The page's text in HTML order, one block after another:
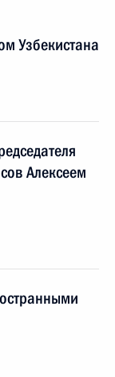
Узбекистана
Алексеем